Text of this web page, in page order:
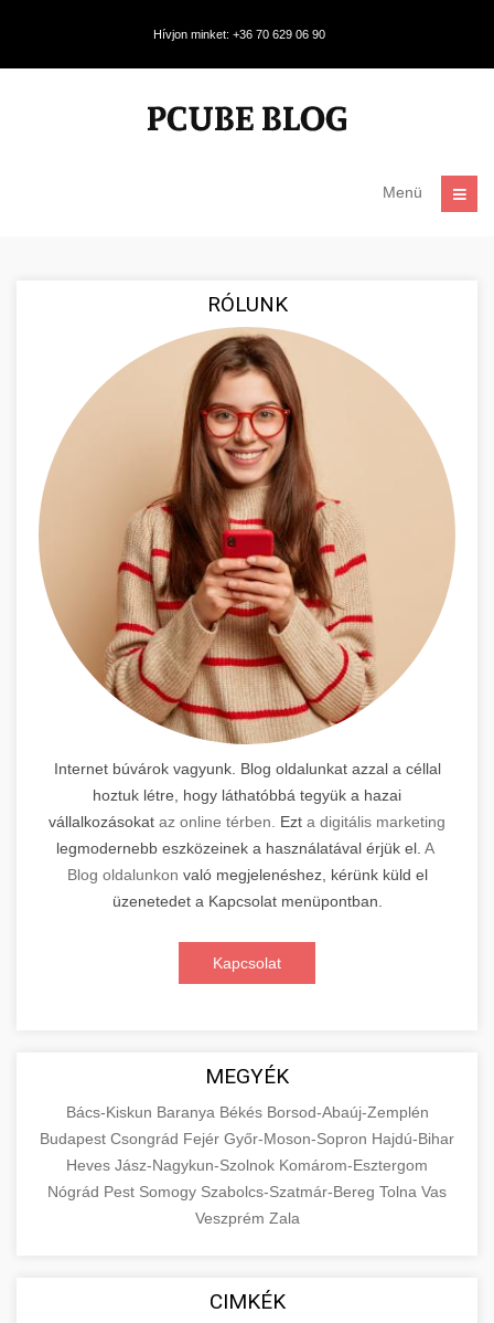
Hívjon minket: +36 70 629 06 90
Menü
RÓLUNK
Internet búvárok vagyunk. Blog oldalunkat azzal a céllal
hoztuk létre, hogy láthatóbbá tegyük a hazai
vállalkozásokat az online térben. Ezt a digitális marketing
legmodernebb eszközeinek a használatával érjük el. A
Blog oldalunkon való megjelenéshez, kérünk küld el
üzenetedet a Kapcsolat menüpontban.
Kapcsolat
MEGYÉK
Bács-Kiskun Baranya Békés Borsod-Abaúj-Zemplén
Budapest Csongrád Fejér Győr-Moson-Sopron Hajdú-Bihar
Heves Jász-Nagykun-Szolnok Komárom-Esztergom
Nógrád Pest Somogy Szabolcs-Szatmár-Bereg Tolna Vas
Veszprém Zala
CIMKÉK